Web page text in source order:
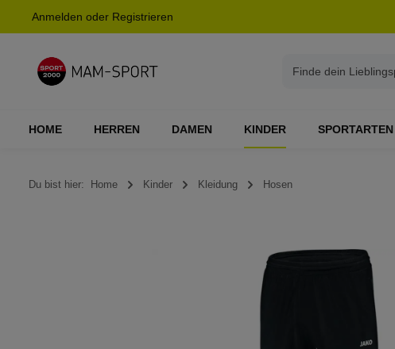
Zur Hauptnavigation springen
Anmelden oder Registrieren
HOME HERREN DAMEN KINDER SPORTARTEN
Du bist hier: Home Kinder Kleidung Hosen